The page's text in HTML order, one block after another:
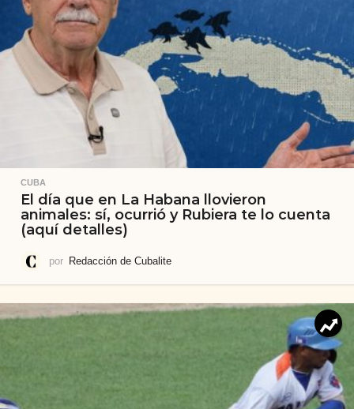
CUBA
El día que en La Habana llovieron
animales: sí, ocurrió y Rubiera te lo cuenta
(aquí detalles)
por Redacción de Cubalite